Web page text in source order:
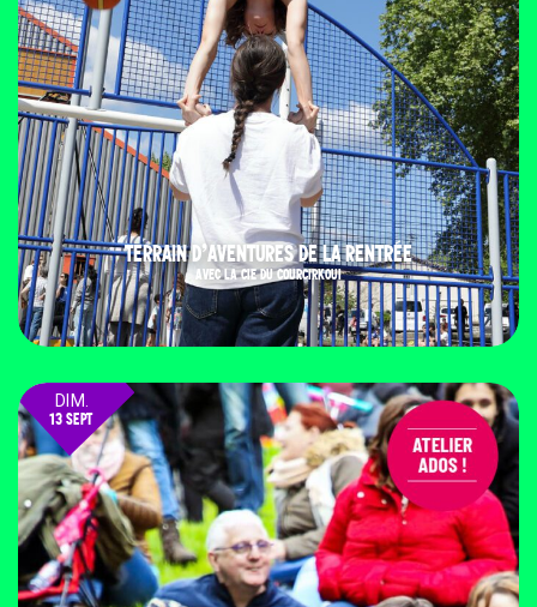
TERRAIN D’AVENTURES DE LA RENTRÉE
AVEC LA CIE DU COURCIRKOUI
DIM.
13 SEPT